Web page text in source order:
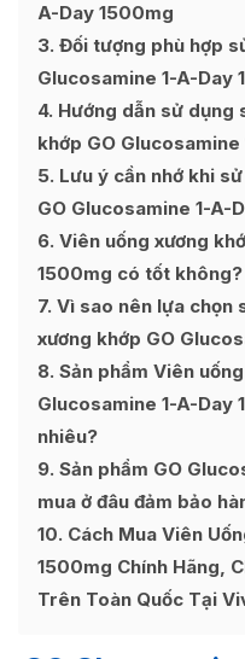
A-Day 1500mg
3 Đối tượng phù hợp
Glucosamine 1-A-Day
4 Hướng dẫn sử dụng
khớp GO
5 Lưu ý cần nhớ khi
GO Glucosamine 1-A-
6 Viên uống xương
1500mg có tốt không?
7 Vì sao nên lựa chọn
xương khớp GO
8 Sản phẩm Viên
Glucosamine 1-A-Day
nhiêu?
9 Sản phẩm GO
mua ở đâu đảm bảo
10 Cách Mua Viên
1500mg Chính Hãng,
Trên Toàn Quốc Tại